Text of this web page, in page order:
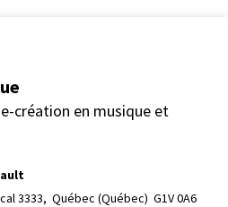
création en musique et
3333, Québec (Québec)  G1V 0A6